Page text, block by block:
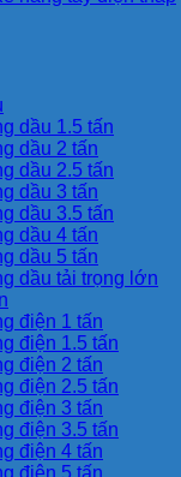
dầu 1.5 tấn
dầu 2 tấn
dầu 2.5 tấn
dầu 3 tấn
dầu 3.5 tấn
dầu 4 tấn
dầu 5 tấn
dầu tải trọng lớn
điện 1 tấn
điện 1.5 tấn
điện 2 tấn
điện 2.5 tấn
điện 3 tấn
điện 3.5 tấn
điện 4 tấn
điện 5 tấn